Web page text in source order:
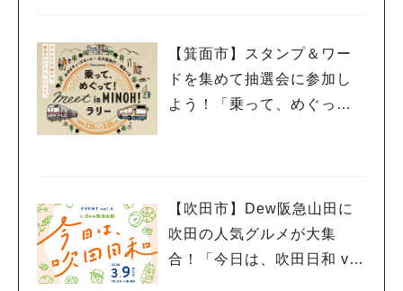
【箕面市】スタンプ＆ワー
ドを集めて抽選会に参加し
よう！「乗って、めぐっ
【吹田市】Dew阪急山田に
吹田の人気グルメが大集
合！「今日は、吹田日和 vo